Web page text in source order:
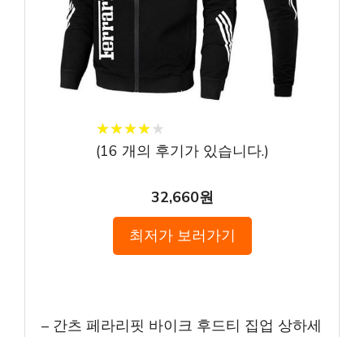
★★★★★
★★★★★
(16 개의 후기가 있습니다.)
32,660원
최저가 보러가기
– 간츠 페라리핏 바이크 후드티 집업 상하세